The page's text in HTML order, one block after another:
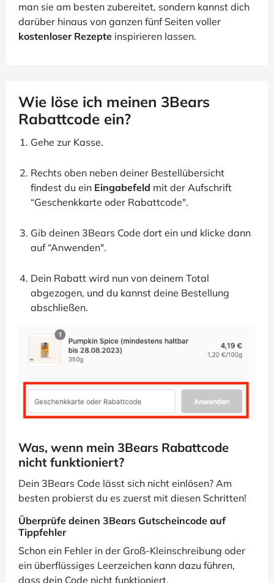
man sie am besten zubereitet, sondern kannst dich
darüber hinaus von ganzen fünf Seiten voller
kostenloser Rezepte inspirieren lassen.
Wie löse ich meinen 3Bears
Rabattcode ein?
Gehe zur Kasse.
Rechts oben neben deiner Bestellübersicht
findest du ein Eingabefeld mit der Aufschrift
“Geschenkkarte oder Rabattcode".
Gib deinen 3Bears Code dort ein und klicke dann
auf “Anwenden".
Dein Rabatt wird nun von deinem Total
abgezogen, und du kannst deine Bestellung
abschließen.
Was, wenn mein 3Bears Rabattcode
nicht funktioniert?
Dein 3Bears Code lässt sich nicht einlösen? Am
besten probierst du es zuerst mit diesen Schritten!
Überprüfe deinen 3Bears Gutscheincode auf
Tippfehler
Schon ein Fehler in der Groß-Kleinschreibung oder
ein überflüssiges Leerzeichen kann dazu führen,
dass dein Code nicht funktioniert.